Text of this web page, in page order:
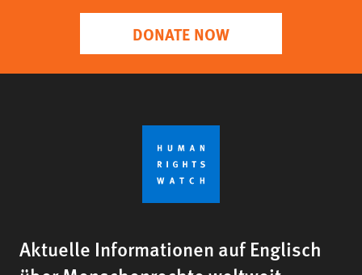
DONATE NOW
Aktuelle Informationen auf Englisch